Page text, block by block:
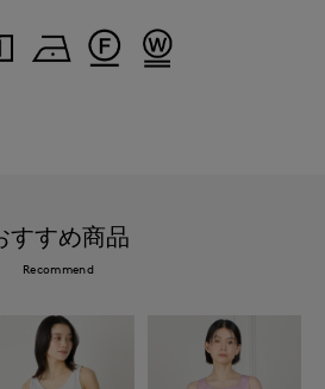
すすめ商品
Recommend